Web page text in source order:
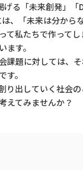
げる「未来創発」
、「未来は分から
て私たちで作って
ます。
課題に対しては、
。
り出していく社会
えてみませんか？